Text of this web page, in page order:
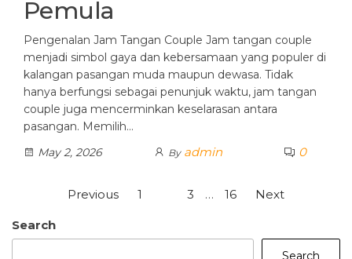
Pemula
Pengenalan Jam Tangan Couple Jam tangan couple
menjadi simbol gaya dan kebersamaan yang populer di
kalangan pasangan muda maupun dewasa. Tidak
hanya berfungsi sebagai penunjuk waktu, jam tangan
couple juga mencerminkan keselarasan antara
pasangan. Memilih…
May 2, 2026
By admin 0
Posts
pagination
Previous 1 3 … 16 Next
Search
Search